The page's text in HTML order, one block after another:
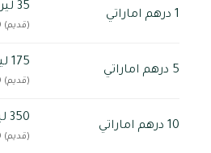
1 درهم اماراتي
35 ليرة سورية
(قديم) 3,500
5 درهم اماراتي
175 ليرة سورية
(قديم) 17,500
10 درهم اماراتي
350 ليرة سورية
(قديم) 35,000